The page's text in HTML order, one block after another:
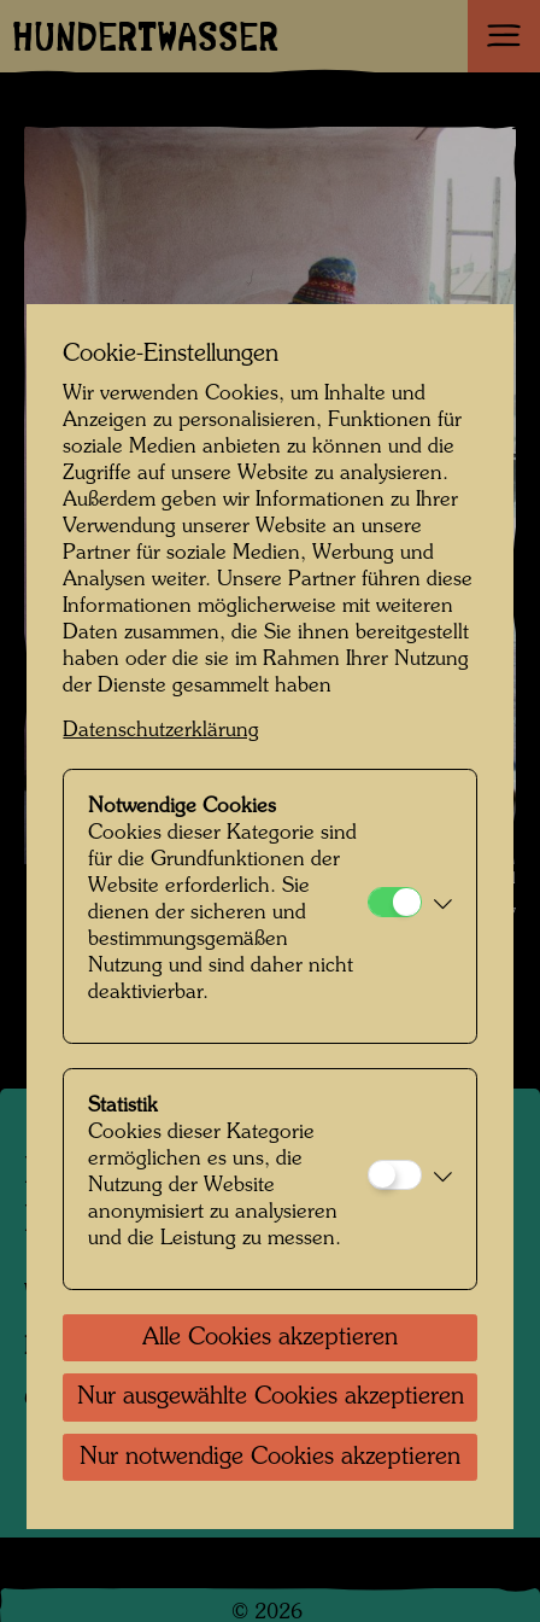
HUNDERTWASSER
Hundertwasser auf der Baustelle Hundertwasserhaus , Fotograf: Gerhard
Krömer © Hundertwasser Archiv
Hundertwasser auf der Baustelle
Hundertwasser auf der
Baustelle Hundertwasserhaus
Wien, 1985
Fotograf: Gerhard Krömer
Copyright:Hundertwasser Archiv
© 2026
Cookie-Einstellungen
Wir verwenden Cookies, um Inhalte und
Anzeigen zu personalisieren, Funktionen für
soziale Medien anbieten zu können und die
Zugriffe auf unsere Website zu analysieren.
Außerdem geben wir Informationen zu Ihrer
Verwendung unserer Website an unsere
Partner für soziale Medien, Werbung und
Analysen weiter. Unsere Partner führen diese
Informationen möglicherweise mit weiteren
Daten zusammen, die Sie ihnen bereitgestellt
haben oder die sie im Rahmen Ihrer Nutzung
der Dienste gesammelt haben
Datenschutzerklärung
Notwendige Cookies
Cookies dieser Kategorie sind
für die Grundfunktionen der
Website erforderlich. Sie
dienen der sicheren und
bestimmungsgemäßen
Nutzung und sind daher nicht
deaktivierbar.
Statistik
Cookies dieser Kategorie
ermöglichen es uns, die
Nutzung der Website
anonymisiert zu analysieren
und die Leistung zu messen.
Alle Cookies akzeptieren
Nur ausgewählte Cookies akzeptieren
Nur notwendige Cookies akzeptieren